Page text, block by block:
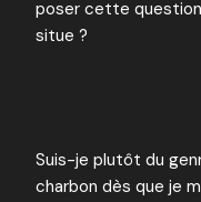
poser cette
situe ?
Suis-je plutôt du
charbon dès que je